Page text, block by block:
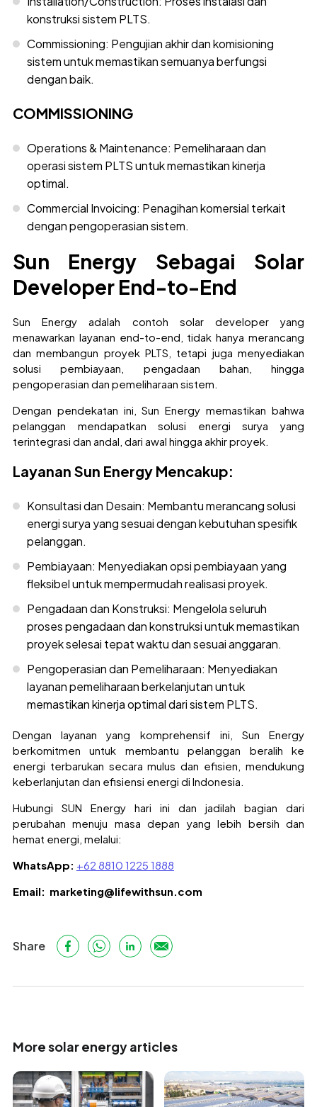
konstruksi sistem PLTS.
Commissioning: Pengujian akhir dan komisioning
sistem untuk memastikan semuanya berfungsi
dengan baik.
COMMISSIONING
Operations & Maintenance: Pemeliharaan dan
operasi sistem PLTS untuk memastikan kinerja
optimal.
Commercial Invoicing: Penagihan komersial terkait
dengan pengoperasian sistem.
Sun Energy Sebagai Solar
Developer End-to-End
Sun Energy adalah contoh solar developer yang
menawarkan layanan end-to-end, tidak hanya merancang
dan membangun proyek PLTS, tetapi juga menyediakan
solusi pembiayaan, pengadaan bahan, hingga
pengoperasian dan pemeliharaan sistem.
Dengan pendekatan ini, Sun Energy memastikan bahwa
pelanggan mendapatkan solusi energi surya yang
terintegrasi dan andal, dari awal hingga akhir proyek.
Layanan Sun Energy Mencakup:
Konsultasi dan Desain: Membantu merancang solusi
energi surya yang sesuai dengan kebutuhan spesifik
pelanggan.
Pembiayaan: Menyediakan opsi pembiayaan yang
fleksibel untuk mempermudah realisasi proyek.
Pengadaan dan Konstruksi: Mengelola seluruh
proses pengadaan dan konstruksi untuk memastikan
proyek selesai tepat waktu dan sesuai anggaran.
Pengoperasian dan Pemeliharaan: Menyediakan
layanan pemeliharaan berkelanjutan untuk
memastikan kinerja optimal dari sistem PLTS.
Dengan layanan yang komprehensif ini, Sun Energy
berkomitmen untuk membantu pelanggan beralih ke
energi terbarukan secara mulus dan efisien, mendukung
keberlanjutan dan efisiensi energi di Indonesia.
Hubungi SUN Energy hari ini dan jadilah bagian dari
perubahan menuju masa depan yang lebih bersih dan
hemat energi, melalui:
WhatsApp: +62 8810 1225 1888
Email: marketing@lifewithsun.com
Share
More solar energy articles